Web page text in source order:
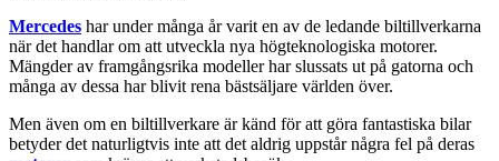
Mercedes har under många år varit en av de ledande biltillverkarna
när det handlar om att utveckla nya högteknologiska motorer.
Mängder av framgångsrika modeller har slussats ut på gatorna och
många av dessa har blivit rena bästsäljare världen över.
Men även om en biltillverkare är känd för att göra fantastiska bilar
betyder det naturligtvis inte att det aldrig uppstår några fel på deras